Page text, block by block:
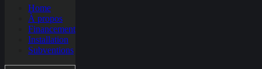
Home
À propos
Financement
Installation
Subventions